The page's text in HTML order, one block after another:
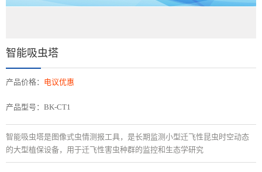
智能吸虫塔
产品价格： 电议优惠
产品型号：BK-CT1
智能吸虫塔是图像式虫情测报工具，是长期监测小型迁飞性昆虫时空动态
的大型植保设备，用于迁飞性害虫种群的监控和生态学研究